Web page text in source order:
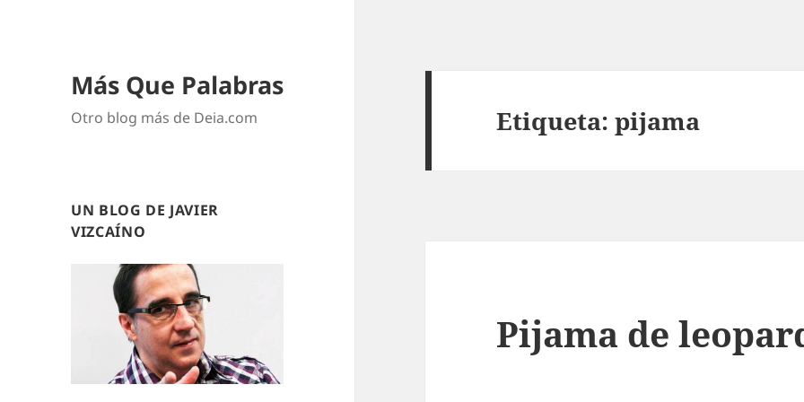
Más Que Palabras
Otro blog más de Deia.com
UN BLOG DE JAVIER
VIZCAÍNO
Etiqueta:pijama
Pijama de